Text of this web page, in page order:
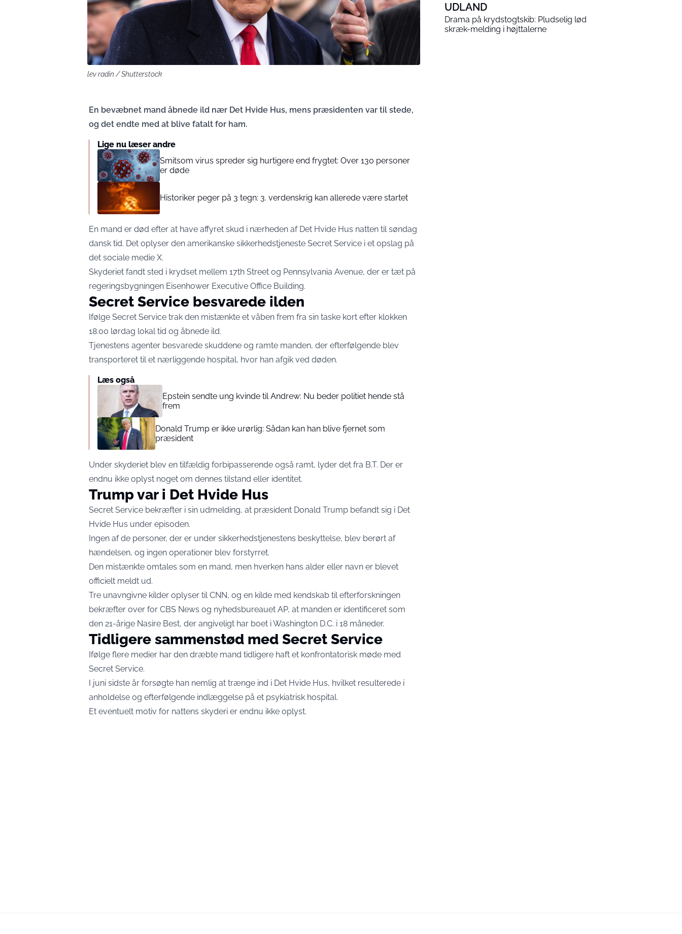
lev radin / Shutterstock
En bevæbnet mand åbnede ild nær Det Hvide Hus, mens præsidenten var til stede,
og det endte med at blive fatalt for ham.
Lige nu læser andre
Smitsom virus spreder sig hurtigere end frygtet: Over 130 personer
er døde
Historiker peger på 3 tegn: 3. verdenskrig kan allerede være startet
En mand er død efter at have affyret skud i nærheden af Det Hvide Hus natten til søndag
dansk tid. Det oplyser den amerikanske sikkerhedstjeneste Secret Service i et opslag på
det sociale medie X.
Skyderiet fandt sted i krydset mellem 17th Street og Pennsylvania Avenue, der er tæt på
regeringsbygningen Eisenhower Executive Office Building.
Secret Service besvarede ilden
Ifølge Secret Service trak den mistænkte et våben frem fra sin taske kort efter klokken
18.00 lørdag lokal tid og åbnede ild.
Tjenestens agenter besvarede skuddene og ramte manden, der efterfølgende blev
transporteret til et nærliggende hospital, hvor han afgik ved døden.
Læs også
Epstein sendte ung kvinde til Andrew: Nu beder politiet hende stå
frem
Donald Trump er ikke urørlig: Sådan kan han blive fjernet som
præsident
Under skyderiet blev en tilfældig forbipasserende også ramt, lyder det fra B.T. Der er
endnu ikke oplyst noget om dennes tilstand eller identitet.
Trump var i Det Hvide Hus
Secret Service bekræfter i sin udmelding, at præsident Donald Trump befandt sig i Det
Hvide Hus under episoden.
Ingen af de personer, der er under sikkerhedstjenestens beskyttelse, blev berørt af
hændelsen, og ingen operationer blev forstyrret.
Den mistænkte omtales som en mand, men hverken hans alder eller navn er blevet
officielt meldt ud.
Tre unavngivne kilder oplyser til CNN, og en kilde med kendskab til efterforskningen
bekræfter over for CBS News og nyhedsbureauet AP, at manden er identificeret som
den 21-årige Nasire Best, der angiveligt har boet i Washington D.C. i 18 måneder.
Tidligere sammenstød med Secret Service
Ifølge flere medier har den dræbte mand tidligere haft et konfrontatorisk møde med
Secret Service.
I juni sidste år forsøgte han nemlig at trænge ind i Det Hvide Hus, hvilket resulterede i
anholdelse og efterfølgende indlæggelse på et psykiatrisk hospital.
Et eventuelt motiv for nattens skyderi er endnu ikke oplyst.
UDLAND
Drama på krydstogtskib: Pludselig lød
skræk-melding i højttalerne